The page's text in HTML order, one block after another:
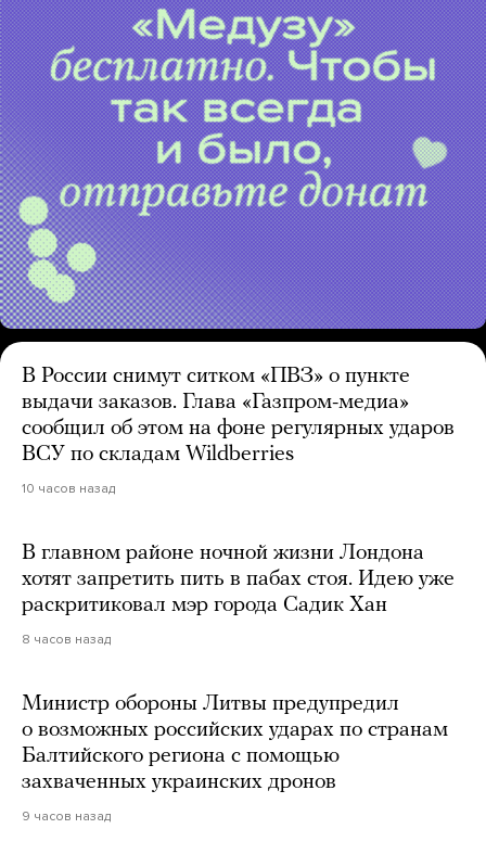
В России снимут ситком «ПВЗ» о пункте
выдачи заказов. Глава «Газпром-медиа»
сообщил об этом на фоне регулярных ударов
ВСУ по складам Wildberries
10 часов назад
В главном районе ночной жизни Лондона
хотят запретить пить в пабах стоя. Идею уже
раскритиковал мэр города Садик Хан
8 часов назад
Министр обороны Литвы предупредил
о возможных российских ударах по странам
Балтийского региона с помощью
захваченных украинских дронов
9 часов назад